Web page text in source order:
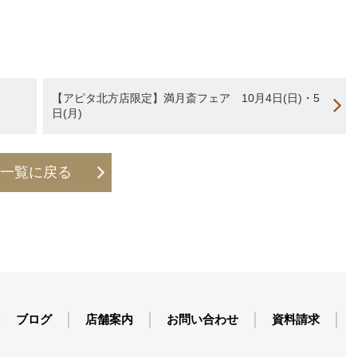
【アピタ北方店限定】満月斎フェア 10月4日(日)・5
日(月)
一覧に戻る
ブログ 店舗案内 お問い合わせ 資料請求